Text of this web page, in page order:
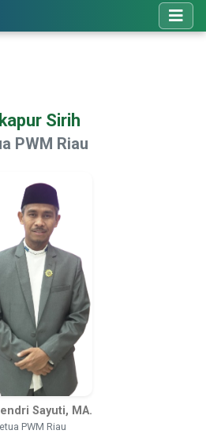
Sirih
PWM Riau
Sayuti, MA.
PWM Riau